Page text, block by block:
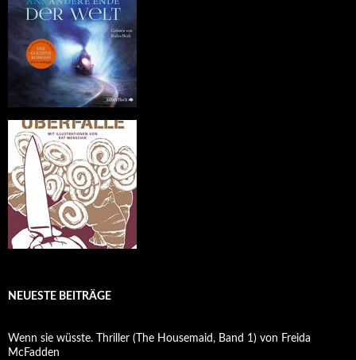
NEUESTE BEITRÄGE
Wenn sie wüsste. Thriller (The Housemaid, Band 1) von Freida
McFadden